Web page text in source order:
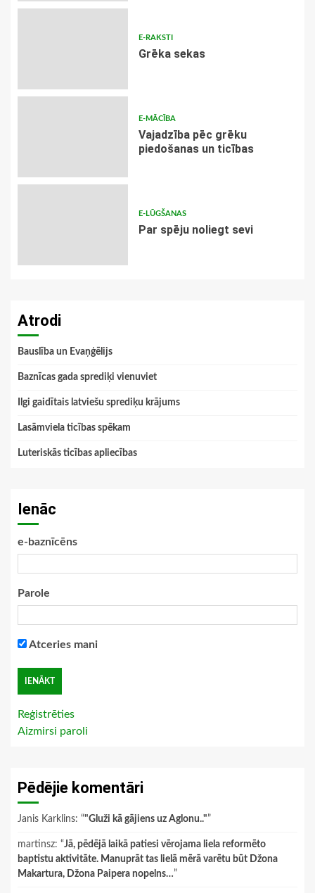
E-RAKSTI
Grēka sekas
E-MĀCĪBA
Vajadzība pēc grēku
piedošanas un ticības
E-LŪGŠANAS
Par spēju noliegt sevi
Atrodi
Bauslība un Evaņģēlijs
Baznīcas gada sprediķi vienuviet
Ilgi gaidītais latviešu sprediķu krājums
Lasāmviela ticības spēkam
Luteriskās ticības apliecības
Ienāc
e-baznīcēns
Parole
Atceries mani
Reģistrēties
Aizmirsi paroli
Pēdējie komentāri
Janis Karklins: “"Gluži kā gājiens uz Aglonu.."”
martinsz: “Jā, pēdējā laikā patiesi vērojama liela reformēto
baptistu aktivitāte. Manuprāt tas lielā mērā varētu būt Džona
Makartura, Džona Paipera nopelns…”